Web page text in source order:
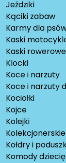
Jeździki
Kąciki zabaw
Karmy dla
Kaski
Kaski rowerowe
Klocki
Koce i narzuty
Koce i narzuty
Kociołki
Kojce
Kolejki
Kołdry i
Komody